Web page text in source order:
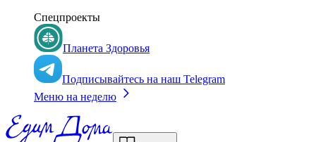
Спецпроекты
Планета Здоровья
Подписывайтесь на наш Telegram
Меню на неделю